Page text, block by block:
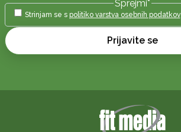
Sprejmi*
Strinjam se s politiko varstva osebnih podatkov
Prijavite se